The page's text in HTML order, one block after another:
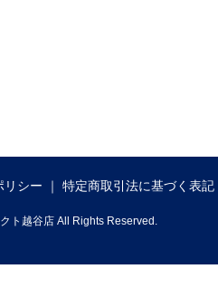
リシー 特定商取引法に基づく表記
ト越谷店 All Rights Reserved.